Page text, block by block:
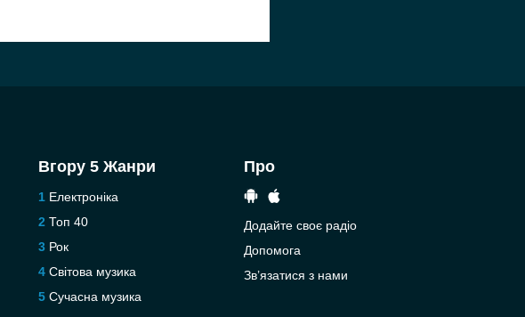
Вгору 5 Жанри
Електроніка
Топ 40
Рок
Світова музика
Сучасна музика
Про
Додайте своє радіо
Допомога
Зв’язатися з нами